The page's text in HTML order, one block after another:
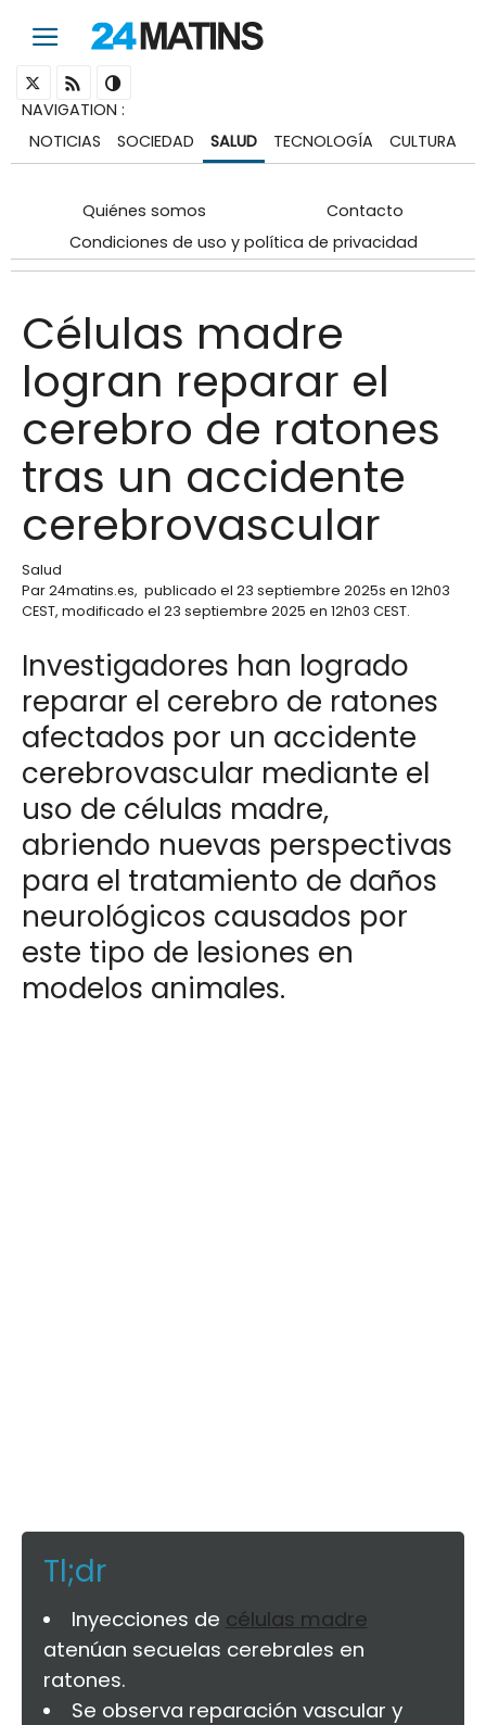
NAVIGATION :
NOTICIAS
SOCIEDAD SALUD TECNOLOGÍA CULTURA
Quiénes somos
Contacto
Condiciones de uso y política de privacidad
Células madre
logran reparar el
cerebro de ratones
tras un accidente
cerebrovascular
Salud
Par24matins.es, publicado el 23 septiembre 2025s en 12h03
CEST, modificado el 23 septiembre 2025 en 12h03 CEST.
Investigadores han logrado
reparar el cerebro de ratones
afectados por un accidente
cerebrovascular mediante el
uso de células madre,
abriendo nuevas perspectivas
para el tratamiento de daños
neurológicos causados por
este tipo de lesiones en
modelos animales.
Tl;dr
Inyecciones de células madre
atenúan secuelas cerebrales en
ratones.
Se observa reparación vascular y